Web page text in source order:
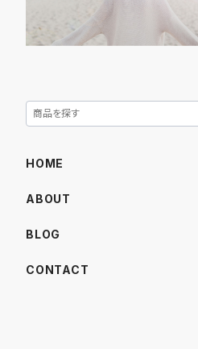
HOME
ABOUT
BLOG
CONTACT